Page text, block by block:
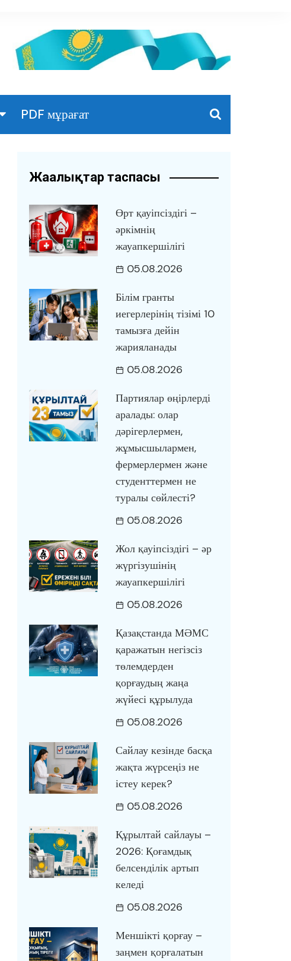
PDF мұрағат
Жаңалықтар таспасы
Өрт қауіпсіздігі –
әркімнің
жауапкершілігі
05.08.2026
Білім гранты
иегерлерінің тізімі 10
тамызға дейін
жарияланады
05.08.2026
Партиялар өңірлерді
аралады: олар
дәрігерлермен,
жұмысшылармен,
фермерлермен және
студенттермен не
туралы сөйлесті?
05.08.2026
Жол қауіпсіздігі – әр
жүргізушінің
жауапкершілігі
05.08.2026
Қазақстанда МӘМС
қаражатын негізсіз
төлемдерден
қорғаудың жаңа
жүйесі құрылуда
05.08.2026
Сайлау кезінде басқа
жақта жүрсеңіз не
істеу керек?
05.08.2026
Құрылтай сайлауы –
2026: Қоғамдық
белсенділік артып
келеді
05.08.2026
Меншікті қорғау –
заңмен қорғалатын